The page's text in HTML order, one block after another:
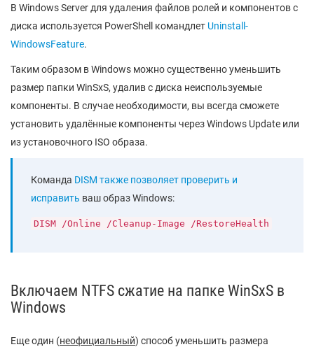
В Windows Server для удаления файлов ролей и компонентов с
диска используется PowerShell командлет Uninstall-
WindowsFeature.
Таким образом в Windows можно существенно уменьшить
размер папки WinSxS, удалив с диска неиспользуемые
компоненты. В случае необходимости, вы всегда сможете
установить удалённые компоненты через Windows Update или
из установочного ISО образа.
Команда DISM также позволяет проверить и
исправить ваш образ Windows:
DISM /Online /Cleanup-Image /RestoreHealth
Включаем NTFS сжатие на папке WinSxS в
Windows
Еще один (неофициальный) способ уменьшить размера